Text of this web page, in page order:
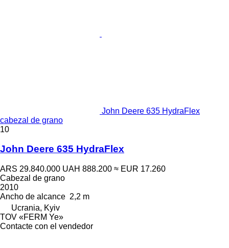
John Deere 635 HydraFlex
cabezal de grano
10
John Deere 635 HydraFlex
ARS 29.840.000 UAH 888.200 ≈ EUR 17.260
Cabezal de grano
2010
Ancho de alcance 2,2 m
Ucrania, Kyiv
TOV «FERM Ye»
Contacte con el vendedor